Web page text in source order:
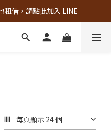
室週末假日皆有營業
租借，請點此加入 LINE
室週末假日皆有營業
每頁顯示 24 個